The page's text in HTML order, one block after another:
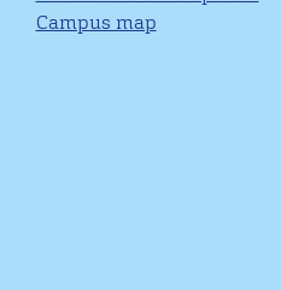
Campus map